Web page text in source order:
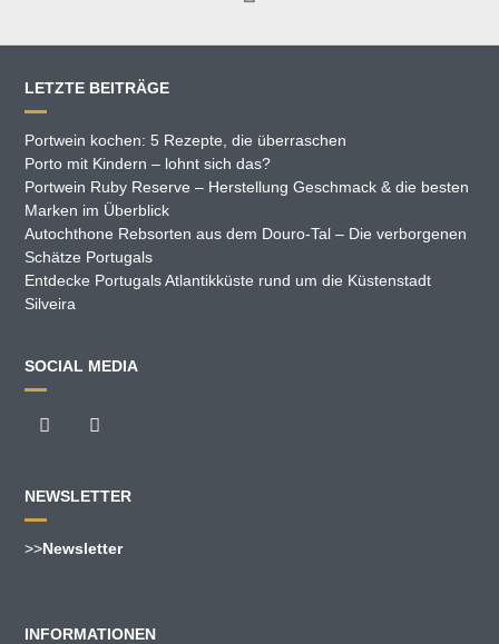
LETZTE BEITRÄGE
Portwein kochen: 5 Rezepte, die überraschen
Porto mit Kindern – lohnt sich das?
Portwein Ruby Reserve – Herstellung Geschmack & die besten
Marken im Überblick
Autochthone Rebsorten aus dem Douro-Tal – Die verborgenen
Schätze Portugals
Entdecke Portugals Atlantikküste rund um die Küstenstadt
Silveira
SOCIAL MEDIA
NEWSLETTER
>>Newsletter
INFORMATIONEN